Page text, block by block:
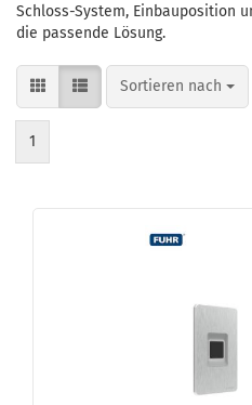
Schloss-System, Einbauposition
die passende Lösung.
Sortieren nach
Sortieren nach
1